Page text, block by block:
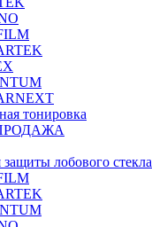
тонировка
лобового стекла